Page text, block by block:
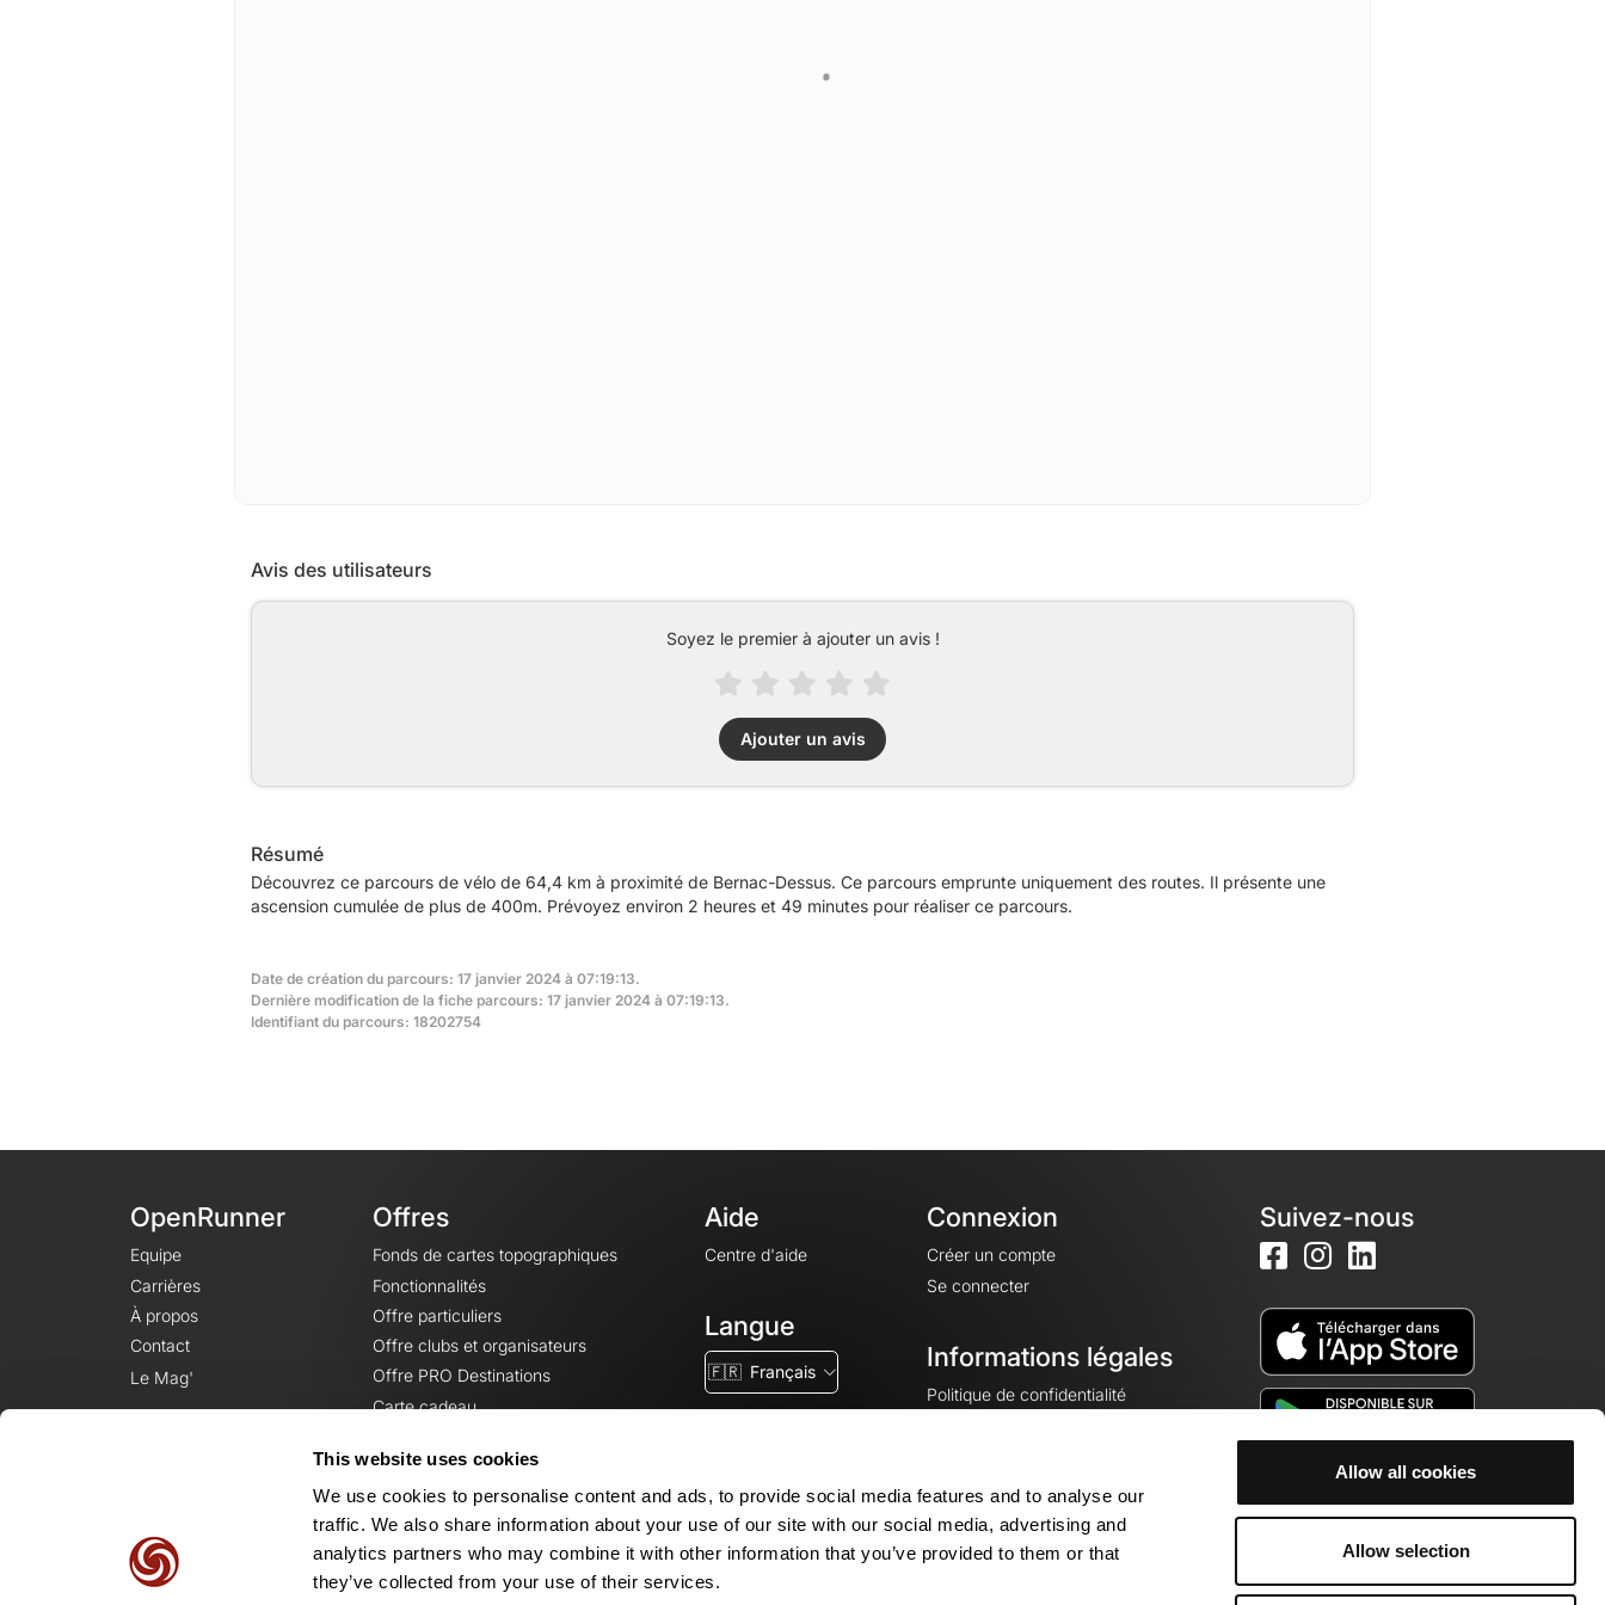
This website uses cookies
We use cookies to personalise content and ads, to provide social media features and to analyse our
traffic. We also share information about your use of our site with our social media, advertising and
analytics partners who may combine it with other information that you’ve provided to them or that
they’ve collected from your use of their services.
Allow all cookies
Allow selection
Avis des utilisateurs
Soyez le premier à ajouter un avis !
Ajouter un avis
Résumé
Découvrez ce parcours de vélo de 64,4 km à proximité de Bernac-Dessus. Ce parcours emprunte uniquement des routes. Il présente une
ascension cumulée de plus de 400m. Prévoyez environ 2 heures et 49 minutes pour réaliser ce parcours.
Date de création du parcours: 17 janvier 2024 à 07:19:13.
Dernière modification de la fiche parcours: 17 janvier 2024 à 07:19:13.
Identifiant du parcours: 18202754
OpenRunner
Equipe
Carrières
À propos
Contact
Le Mag'
Offres
Fonds de cartes topographiques
Fonctionnalités
Offre particuliers
Offre clubs et organisateurs
Offre PRO Destinations
Carte cadeau
Aide
Centre d'aide
Langue
🇫🇷 Français
Connexion
Créer un compte
Se connecter
Informations légales
Politique de confidentialité
Mentions légales
Paramètres des cookies
Suivez-nous